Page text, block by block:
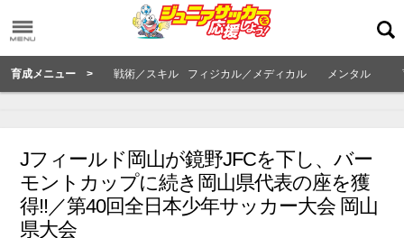
育成メニュー > 戦術／スキル フィジカル／メディカル メンタル
Jフィールド岡山が鏡野JFCを下し、バー
モントカップに続き岡山県代表の座を獲
得!!／第40回全日本少年サッカー大会 岡山
県大会